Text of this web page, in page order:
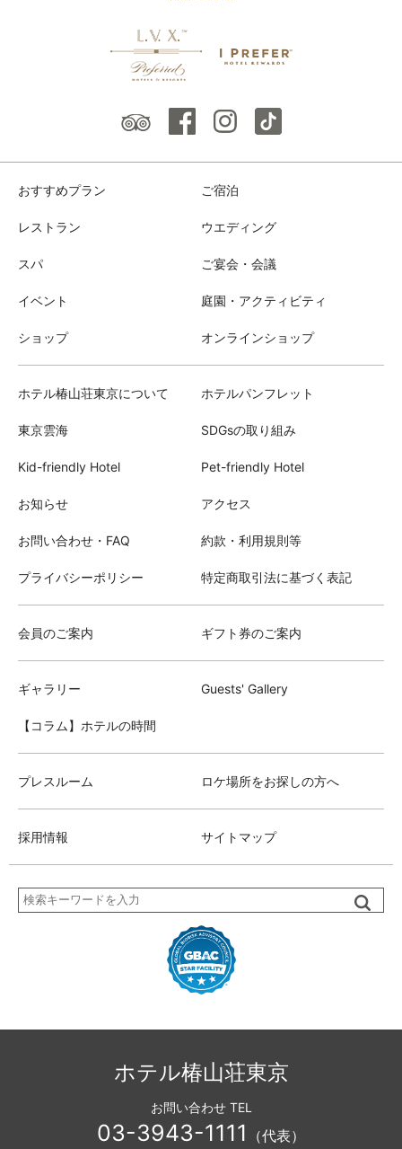
おすすめプラン ご宿泊
レストラン ウエディング
スパ ご宴会・会議
イベント 庭園・アクティビティ
ショップ オンラインショップ
ホテル椿山荘東京について ホテルパンフレット
東京雲海 SDGsの取り組み
Kid-friendly Hotel Pet-friendly Hotel
お知らせ アクセス
お問い合わせ・FAQ 約款・利用規則等
プライバシーポリシー 特定商取引法に基づく表記
会員のご案内 ギフト券のご案内
ギャラリー Guests' Gallery
【コラム】ホテルの時間
プレスルーム ロケ場所をお探しの方へ
採用情報 サイトマップ
ホテル椿山荘東京
お問い合わせ TEL
03-3943-1111 （代表）